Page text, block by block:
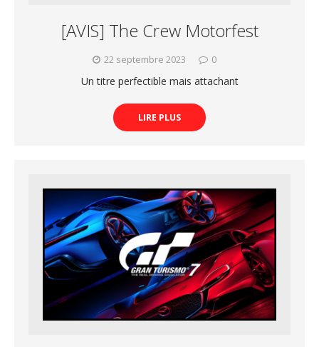
[AVIS] The Crew Motorfest
22 septembre 2023 0
Un titre perfectible mais attachant
LIRE PLUS